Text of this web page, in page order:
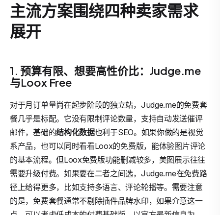
主流方案围绕四种卖家需求
展开
1. 预算有限、想要高性价比：Judge.me
与Loox Free
对于月订单量尚在起步阶段的独立站，Judge.me的免费套
餐几乎是标配。它没有限制评论数量，支持自动发送催评
邮件，基础的结构化数据也利于SEO。如果你做的是视觉
系产品，也可以同时看看Loox的免费版，能体验图片评论
的基本流程。但Loox免费版功能删减较多，美图展示往往
需要升级付费。如果要在二者之间选，Judge.me在免费路
径上给得更多，比如支持多语言、评论轮播等。需要注意
的是，免费套餐通常不剔除插件品牌水印，如果介意这一